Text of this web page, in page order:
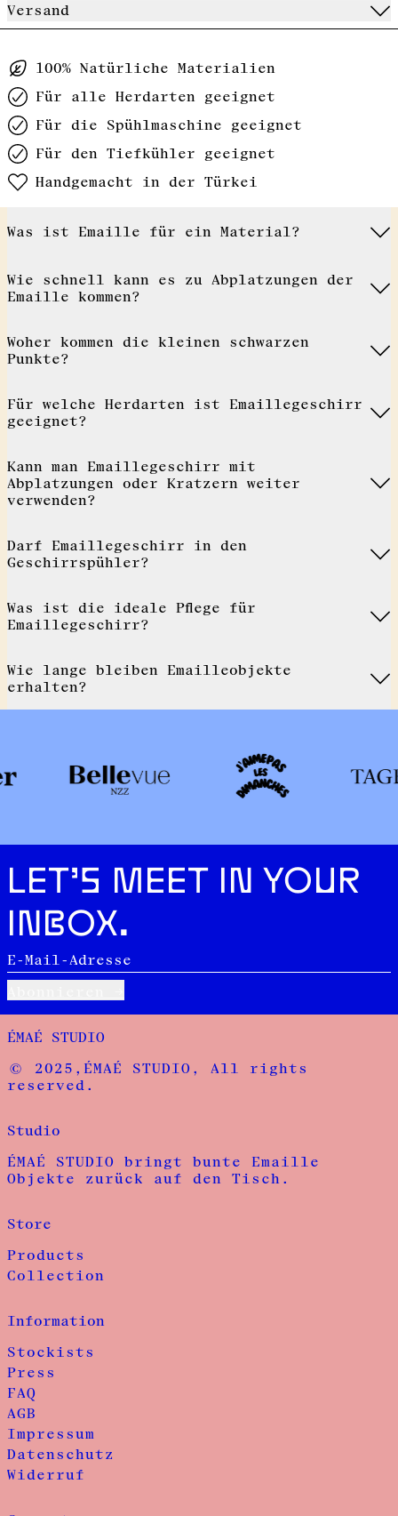
Versand
100% Natürliche Materialien
Für alle Herdarten geeignet
Für die Spühlmaschine geeignet
Für den Tiefkühler geeignet
Handgemacht in der Türkei
Was ist Emaille für ein Material?
Wie schnell kann es zu Abplatzungen der
Emaille kommen?
Woher kommen die kleinen schwarzen
Punkte?
Für welche Herdarten ist Emaillegeschirr
geeignet?
Kann man Emaillegeschirr mit
Abplatzungen oder Kratzern weiter
verwenden?
Darf Emaillegeschirr in den
Geschirrspühler?
Was ist die ideale Pflege für
Emaillegeschirr?
Wie lange bleiben Emailleobjekte
erhalten?
LET’S MEET IN YOUR
INBOX.
E-Mail-Adresse
ÉMAÉ STUDIO
© 2025,ÉMAÉ STUDIO, All rights
reserved.
Studio
ÉMAÉ STUDIO bringt bunte Emaille
Objekte zurück auf den Tisch.
Store
Products
Collection
Information
Stockists
Press
FAQ
AGB
Impressum
Datenschutz
Widerruf